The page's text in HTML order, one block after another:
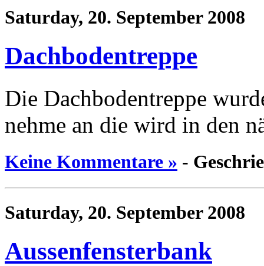
Saturday, 20. September 2008
Dachbodentreppe
Die Dachbodentreppe
nehme an die wird in den
Keine Kommentare » -
Saturday, 20. September 2008
Aussenfensterbank